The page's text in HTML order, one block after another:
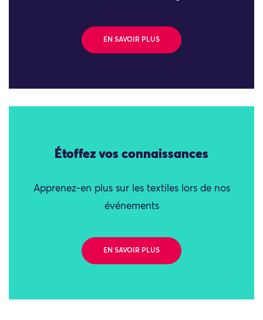
EN SAVOIR PLUS
Étoffez vos connaissances
Apprenez-en plus sur les textiles lors de nos
événements
EN SAVOIR PLUS